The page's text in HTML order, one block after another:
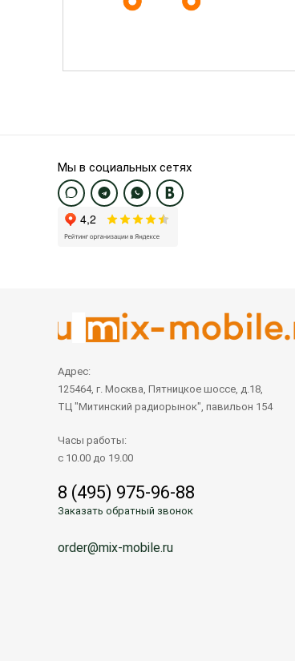
Мы в социальных сетях
Адрес:
125464, г. Москва, Пятницкое шоссе, д.18,
ТЦ "Митинский радиорынок", павильон 154
Часы работы:
с 10.00 до 19.00
8 (495) 975-96-88
Заказать обратный звонок
order@mix-mobile.ru